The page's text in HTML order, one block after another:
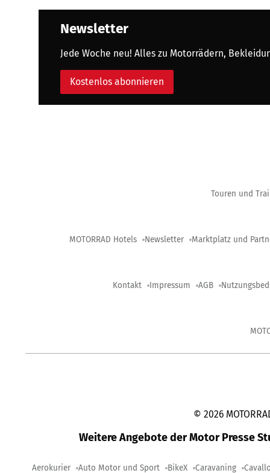
Newsletter
Jede Woche neu! Alles zu Motorrädern,
Kostenlos abonnieren
Touren und
MOTORRAD Hotels Newsletter Marktplatz und
Kontakt Impressum AGB
© 2026
Weitere Angebote der Motor Presse
Aerokurier Auto Motor und Sport BikeX Caravaning